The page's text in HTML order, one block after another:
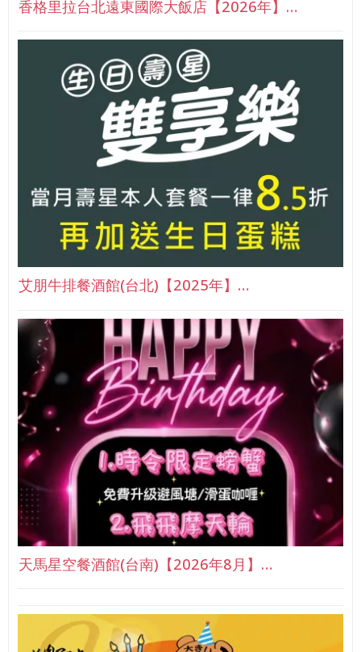
香格里拉台北遠東國際大飯店【2026年】…
艾朋牛排餐酒館(台北)【2025年】…
天馬星空餐酒館(台南)【2026年8月】…